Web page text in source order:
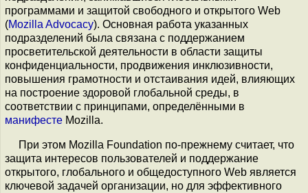
программами и защитой свободного и открытого Web
(Mozilla Advocacy). Основная работа указанных
подразделений была связана с поддержанием
просветительской деятельности в области защиты
конфиденциальности, продвижения инклюзивности,
повышения грамотности и отстаивания идей, влияющих
на построение здоровой глобальной среды, в
соответствии с принципами, определёнными в
манифесте Mozilla.
При этом Mozilla Foundation по-прежнему считает, что
защита интересов пользователей и поддержание
открытого, глобального и общедоступного Web является
ключевой задачей организации, но для эффективного